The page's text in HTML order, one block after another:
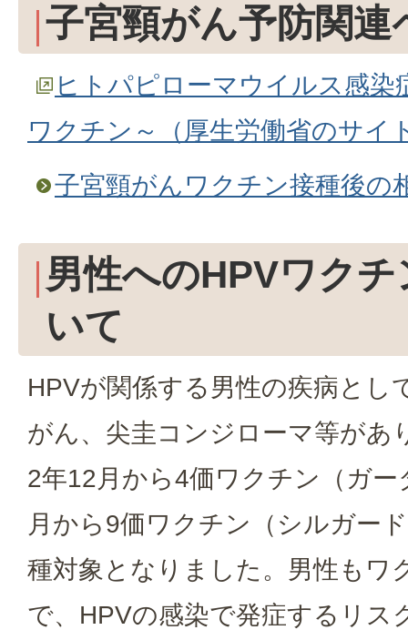
子宮頸がん予防関連
ヒトパピローマウイルス感染
ワクチン～（厚生労働省のサイ
子宮頸がんワクチン接種後の
男性へのHPVワク
いて
HPVが関係する男性の疾病とし
がん、尖圭コンジローマ等があ
2年12月から4価ワクチン（ガ
月から9価ワクチン（シルガー
種対象となりました。男性もワ
で、HPVの感染で発症するリス